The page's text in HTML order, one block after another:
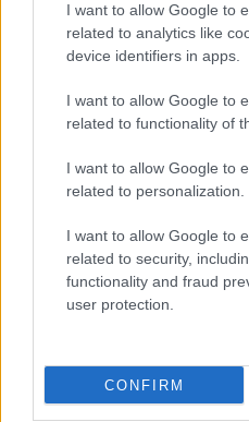
I want to allow Google to
related to analytics like
device identifiers in apps.
I want to allow Google to
related to functionality of
I want to allow Google to
related to personalization.
I want to allow Google to
related to security,
functionality and fraud
user protection.
CONFIRM